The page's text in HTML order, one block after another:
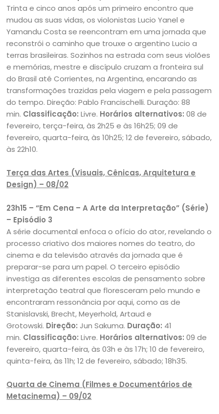
Trinta e cinco anos após um primeiro encontro que
mudou as suas vidas, os violonistas Lucio Yanel e
Yamandu Costa se reencontram em uma jornada que
reconstrói o caminho que trouxe o argentino Lucio a
terras brasileiras. Sozinhos na estrada com seus violões
e memórias, mestre e discípulo cruzam a fronteira sul
do Brasil até Corrientes, na Argentina, encarando as
transformações trazidas pela viagem e pela passagem
do tempo. Direção: Pablo Francischelli. Duração: 88
min. Classificação: Livre. Horários alternativos: 08 de
fevereiro, terça-feira, às 2h25 e às 16h25; 09 de
fevereiro, quarta-feira, às 10h25; 12 de fevereiro, sábado,
às 22h10.
Terça das Artes (Visuais, Cênicas, Arquitetura e
Design) – 08/02
23h15 – “Em Cena – A Arte da Interpretação” (Série)
– Episódio 3
A série documental enfoca o ofício do ator, revelando o
processo criativo dos maiores nomes do teatro, do
cinema e da televisão através da jornada que é
preparar-se para um papel. O terceiro episódio
investiga as diferentes escolas de pensamento sobre
interpretação teatral que floresceram pelo mundo e
encontraram ressonância por aqui, como as de
Stanislavski, Brecht, Meyerhold, Artaud e
Grotowski. Direção: Jun Sakuma. Duração: 41
min. Classificação: Livre. Horários alternativos: 09 de
fevereiro, quarta-feira, às 03h e às 17h; 10 de fevereiro,
quinta-feira, às 11h; 12 de fevereiro, sábado; 18h35.
Quarta de Cinema (Filmes e Documentários de
Metacinema) – 09/02